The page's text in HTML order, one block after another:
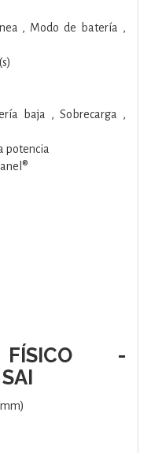
, Modo de batería ,
baja , Sobrecarga ,
potencia
FÍSICO -